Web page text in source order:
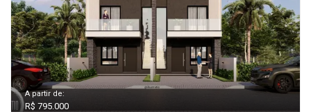
A partir de:
R$ 795.000